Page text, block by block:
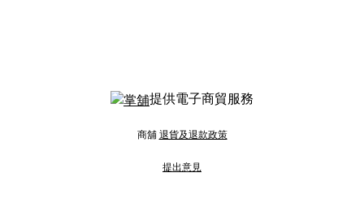
提供電子商貿服務
商舖 退貨及退款政策
提出意見